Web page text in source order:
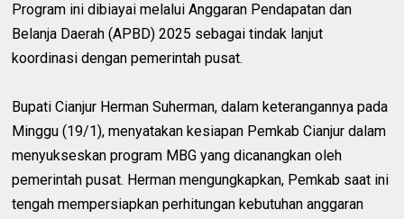
Program ini dibiayai melalui Anggaran Pendapatan dan
Belanja Daerah (APBD) 2025 sebagai tindak lanjut
koordinasi dengan pemerintah pusat.
Bupati Cianjur Herman Suherman, dalam keterangannya pada
Minggu (19/1), menyatakan kesiapan Pemkab Cianjur dalam
menyukseskan program MBG yang dicanangkan oleh
pemerintah pusat. Herman mengungkapkan, Pemkab saat ini
tengah mempersiapkan perhitungan kebutuhan anggaran